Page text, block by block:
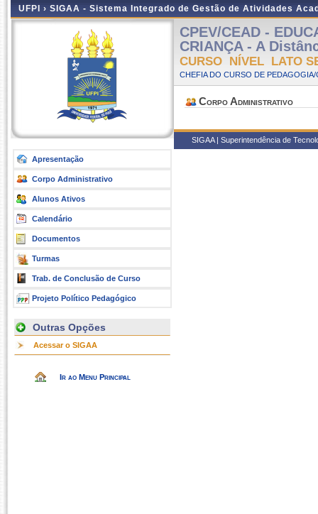
UFPI › SIGAA - Sistema Integrado de Gestão de Atividades
Apresentação
Corpo Administrativo
Alunos Ativos
Calendário
Documentos
Turmas
Trab. de Conclusão de Curso
Projeto Político Pedagógico
Outras Opções
Acessar o SIGAA
Ir ao Menu Principal
CPEV/CEAD -
CRIANÇA - A
CURSO NÍVEL LATO
CHEFIA DO CURSO DE
Corpo Administrativo
SIGAA | Superintendência de